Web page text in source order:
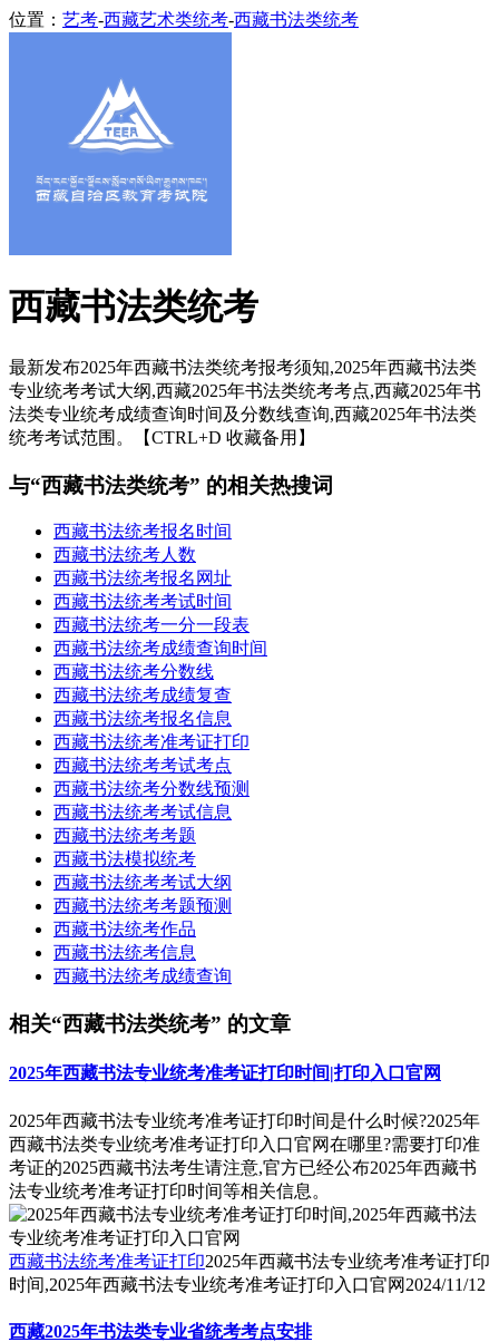
位置： 艺考-西藏艺术类统考-西藏书法类统考
西藏书法类统考
最新发布2025年西藏书法类统考报考须知,2025年西藏书法类
专业统考考试大纲,西藏2025年书法类统考考点,西藏2025年书
法类专业统考成绩查询时间及分数线查询,西藏2025年书法类
统考考试范围。【CTRL+D 收藏备用】
与“西藏书法类统考” 的相关热搜词
西藏书法统考报名时间
西藏书法统考人数
西藏书法统考报名网址
西藏书法统考考试时间
西藏书法统考一分一段表
西藏书法统考成绩查询时间
西藏书法统考分数线
西藏书法统考成绩复查
西藏书法统考报名信息
西藏书法统考准考证打印
西藏书法统考考试考点
西藏书法统考分数线预测
西藏书法统考考试信息
西藏书法统考考题
西藏书法模拟统考
西藏书法统考考试大纲
西藏书法统考考题预测
西藏书法统考作品
西藏书法统考信息
西藏书法统考成绩查询
相关“西藏书法类统考” 的文章
2025年西藏书法专业统考准考证打印时间|打印入口官网
2025年西藏书法专业统考准考证打印时间是什么时候?2025年
西藏书法类专业统考准考证打印入口官网在哪里?需要打印准
考证的2025西藏书法考生请注意,官方已经公布2025年西藏书
法专业统考准考证打印时间等相关信息。
西藏书法统考准考证打印2025年西藏书法专业统考准考证打印
时间,2025年西藏书法专业统考准考证打印入口官网 2024/11/12
西藏2025年书法类专业省统考考点安排